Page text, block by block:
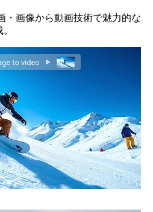
・画像から動画技術で魅力的な